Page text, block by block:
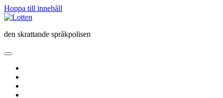
Hoppa till innehåll
Lotten
den skrattande språkpolisen
öppna
meny